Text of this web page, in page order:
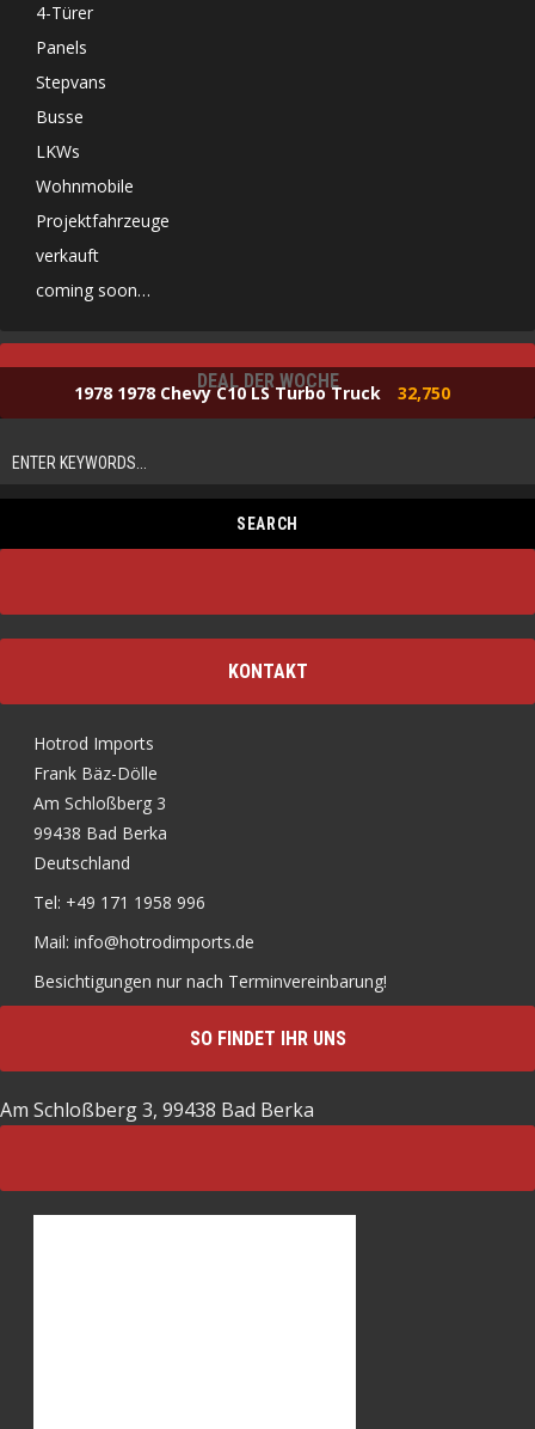
4-Türer
Panels
Stepvans
Busse
LKWs
Wohnmobile
Projektfahrzeuge
verkauft
coming soon…
DEAL DER WOCHE
1978 1978 Chevy C10 LS Turbo Truck 32,750
KONTAKT
Hotrod Imports
Frank Bäz-Dölle
Am Schloßberg 3
99438 Bad Berka
Deutschland
Tel: +49 171 1958 996
Mail: info@hotrodimports.de
Besichtigungen nur nach Terminvereinbarung!
SO FINDET IHR UNS
Am Schloßberg 3, 99438 Bad Berka